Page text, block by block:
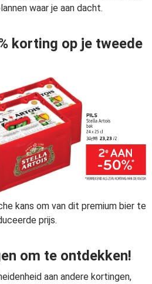
waar je aan dacht.
korting op je tweede
kans om van dit premium bier te
prijs.
om te ontdekken!
aan andere kortingen,